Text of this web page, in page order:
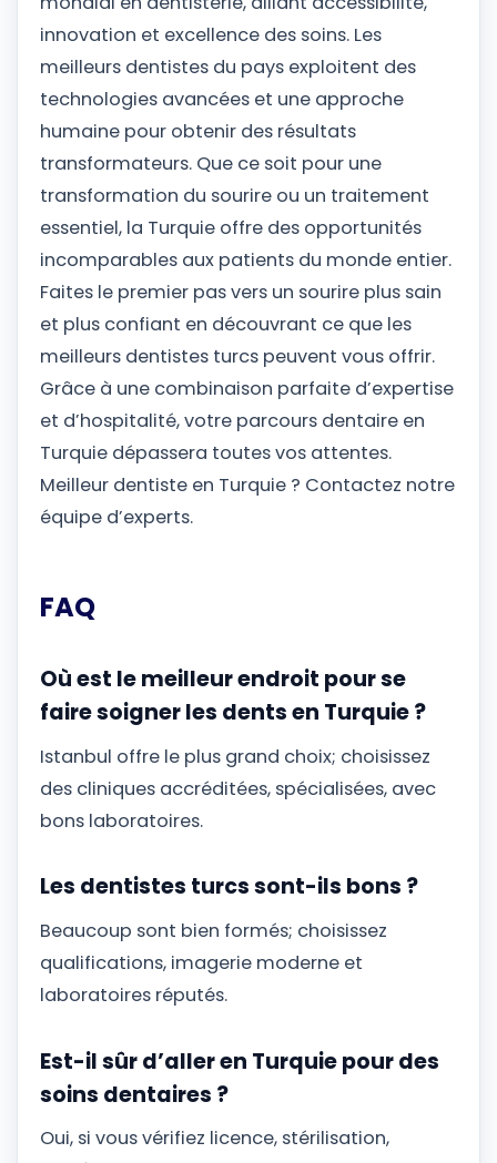
innovation et excellence des soins. Les
meilleurs dentistes du pays exploitent des
technologies avancées et une approche
humaine pour obtenir des résultats
transformateurs. Que ce soit pour une
transformation du sourire ou un traitement
essentiel, la Turquie offre des opportunités
incomparables aux patients du monde entier.
Faites le premier pas vers un sourire plus sain
et plus confiant en découvrant ce que les
meilleurs dentistes turcs peuvent vous offrir.
Grâce à une combinaison parfaite d’expertise
et d’hospitalité, votre parcours dentaire en
Turquie dépassera toutes vos attentes.
Meilleur dentiste en Turquie ? Contactez notre
équipe d’experts.
FAQ
Où est le meilleur endroit pour se
faire soigner les dents en Turquie ?
Istanbul offre le plus grand choix; choisissez
des cliniques accréditées, spécialisées, avec
bons laboratoires.
Les dentistes turcs sont-ils bons ?
Beaucoup sont bien formés; choisissez
qualifications, imagerie moderne et
laboratoires réputés.
Est-il sûr d’aller en Turquie pour des
soins dentaires ?
Oui, si vous vérifiez licence, stérilisation,